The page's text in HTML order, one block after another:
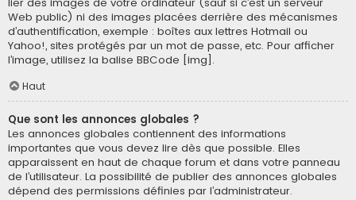
Web public) ni des images placées derrière des mécanismes
d’authentification, exemple : boîtes aux lettres Hotmail ou
Yahoo!, sites protégés par un mot de passe, etc. Pour afficher
l’image, utilisez la balise BBCode [img].
Haut
Que sont les annonces globales ?
Les annonces globales contiennent des informations
importantes que vous devez lire dès que possible. Elles
apparaissent en haut de chaque forum et dans votre panneau
de l’utilisateur. La possibilité de publier des annonces globales
dépend des permissions définies par l’administrateur.